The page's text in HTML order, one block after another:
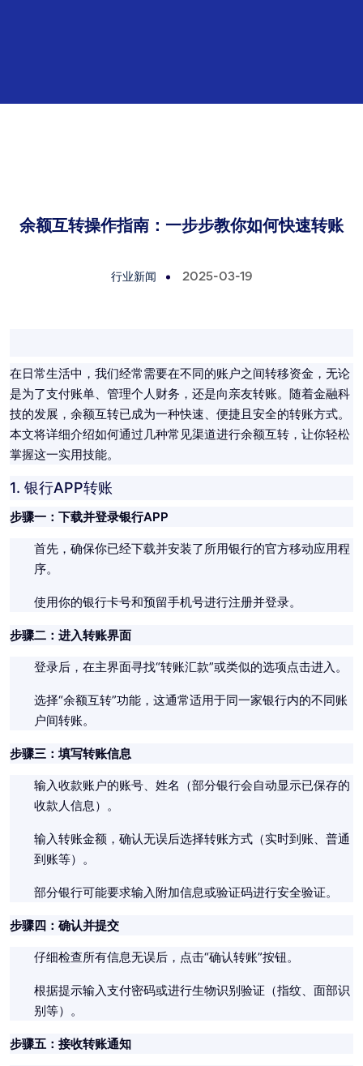
余额互转操作指南：一步步教你如何快速转账
行业新闻 2025-03-19
在日常生活中，我们经常需要在不同的账户之间转移资金，无论
是为了支付账单、管理个人财务，还是向亲友转账。随着金融科
技的发展，余额互转已成为一种快速、便捷且安全的转账方式。
本文将详细介绍如何通过几种常见渠道进行余额互转，让你轻松
掌握这一实用技能。
1. 银行APP转账
步骤一：下载并登录银行APP
首先，确保你已经下载并安装了所用银行的官方移动应用程
序。
使用你的银行卡号和预留手机号进行注册并登录。
步骤二：进入转账界面
登录后，在主界面寻找“转账汇款”或类似的选项点击进入。
选择“余额互转”功能，这通常适用于同一家银行内的不同账
户间转账。
步骤三：填写转账信息
输入收款账户的账号、姓名（部分银行会自动显示已保存的
收款人信息）。
输入转账金额，确认无误后选择转账方式（实时到账、普通
到账等）。
部分银行可能要求输入附加信息或验证码进行安全验证。
步骤四：确认并提交
仔细检查所有信息无误后，点击“确认转账”按钮。
根据提示输入支付密码或进行生物识别验证（指纹、面部识
别等）。
步骤五：接收转账通知